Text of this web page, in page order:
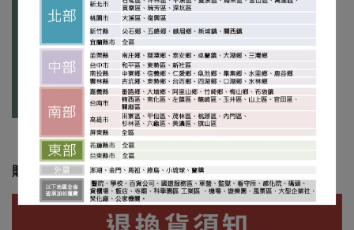
購買前請詳閱退換貨須知